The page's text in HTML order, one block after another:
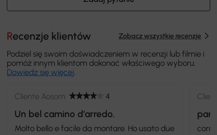
Recenzje klientów Zobacz wszystkie recenzje
Podziel się swoim doświadczeniem w recenzji lub filmie i
pomóż innym klientom dokonać właściwego wyboru.
Dowiedz się więcej.
Cliente Aosom 4
Un bel camino d’arredo.
Molto bello e facile da montare. Ho usato due